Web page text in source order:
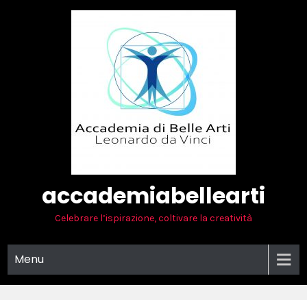
accademiabellearti
Celebrare l’ispirazione, coltivare la creatività
Menu